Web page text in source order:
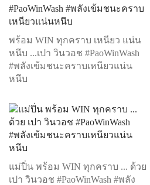
พร้อม WIN ทุกคราบ เหนียว แน่น
หนึบ ...เปา วินวอช #PaoWinWash
#พลังเข้มชนะคราบเหนียวแน่น
หนึบ
แม่ปิ่น พร้อม WIN ทุกคราบ ... ด้วย
เปา วินวอช #PaoWinWash #พลัง